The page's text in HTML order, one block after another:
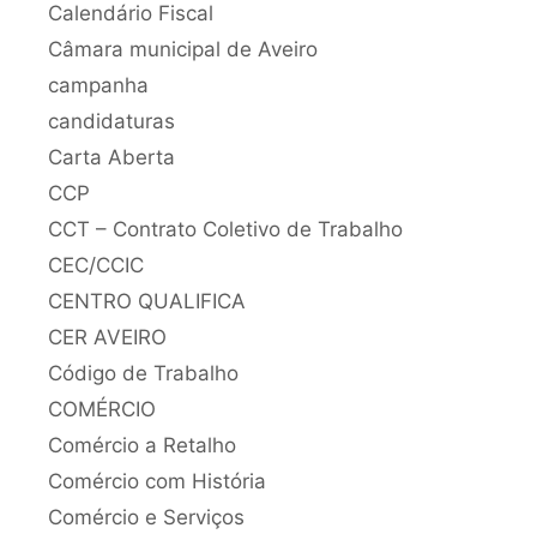
Calendário Fiscal
Câmara municipal de Aveiro
campanha
candidaturas
Carta Aberta
CCP
CCT – Contrato Coletivo de Trabalho
CEC/CCIC
CENTRO QUALIFICA
CER AVEIRO
Código de Trabalho
COMÉRCIO
Comércio a Retalho
Comércio com História
Comércio e Serviços